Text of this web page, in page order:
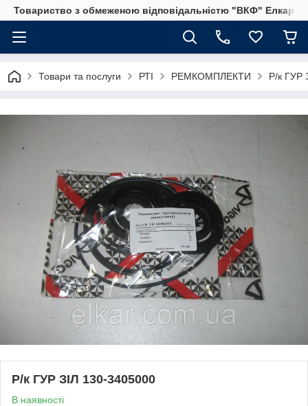
Товариство з обмеженою відповідальністю "ВКФ" Елкар"
Товари та послуги РТІ РЕМКОМПЛЕКТИ Р/к ГУР
Р/к ГУР ЗІЛ 130-3405000
В наявності